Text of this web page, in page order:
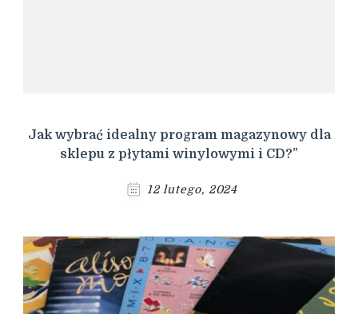
Jak wybrać idealny program magazynowy dla
sklepu z płytami winylowymi i CD?”
12 lutego, 2024